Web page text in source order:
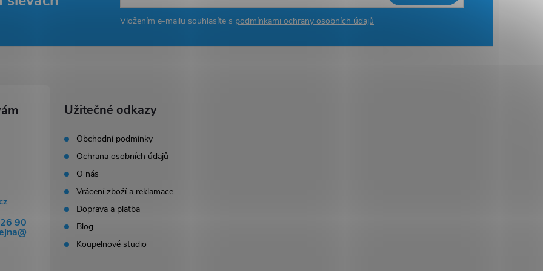
Vložením e-mailu souhlasíte s podmínkami ochrany osobních údajů
90
Užitečné odkazy
Obchodní podmínky
Ochrana osobních údajů
O nás
Vrácení zboží a reklamace
Doprava a platba
Blog
Koupelnové studio